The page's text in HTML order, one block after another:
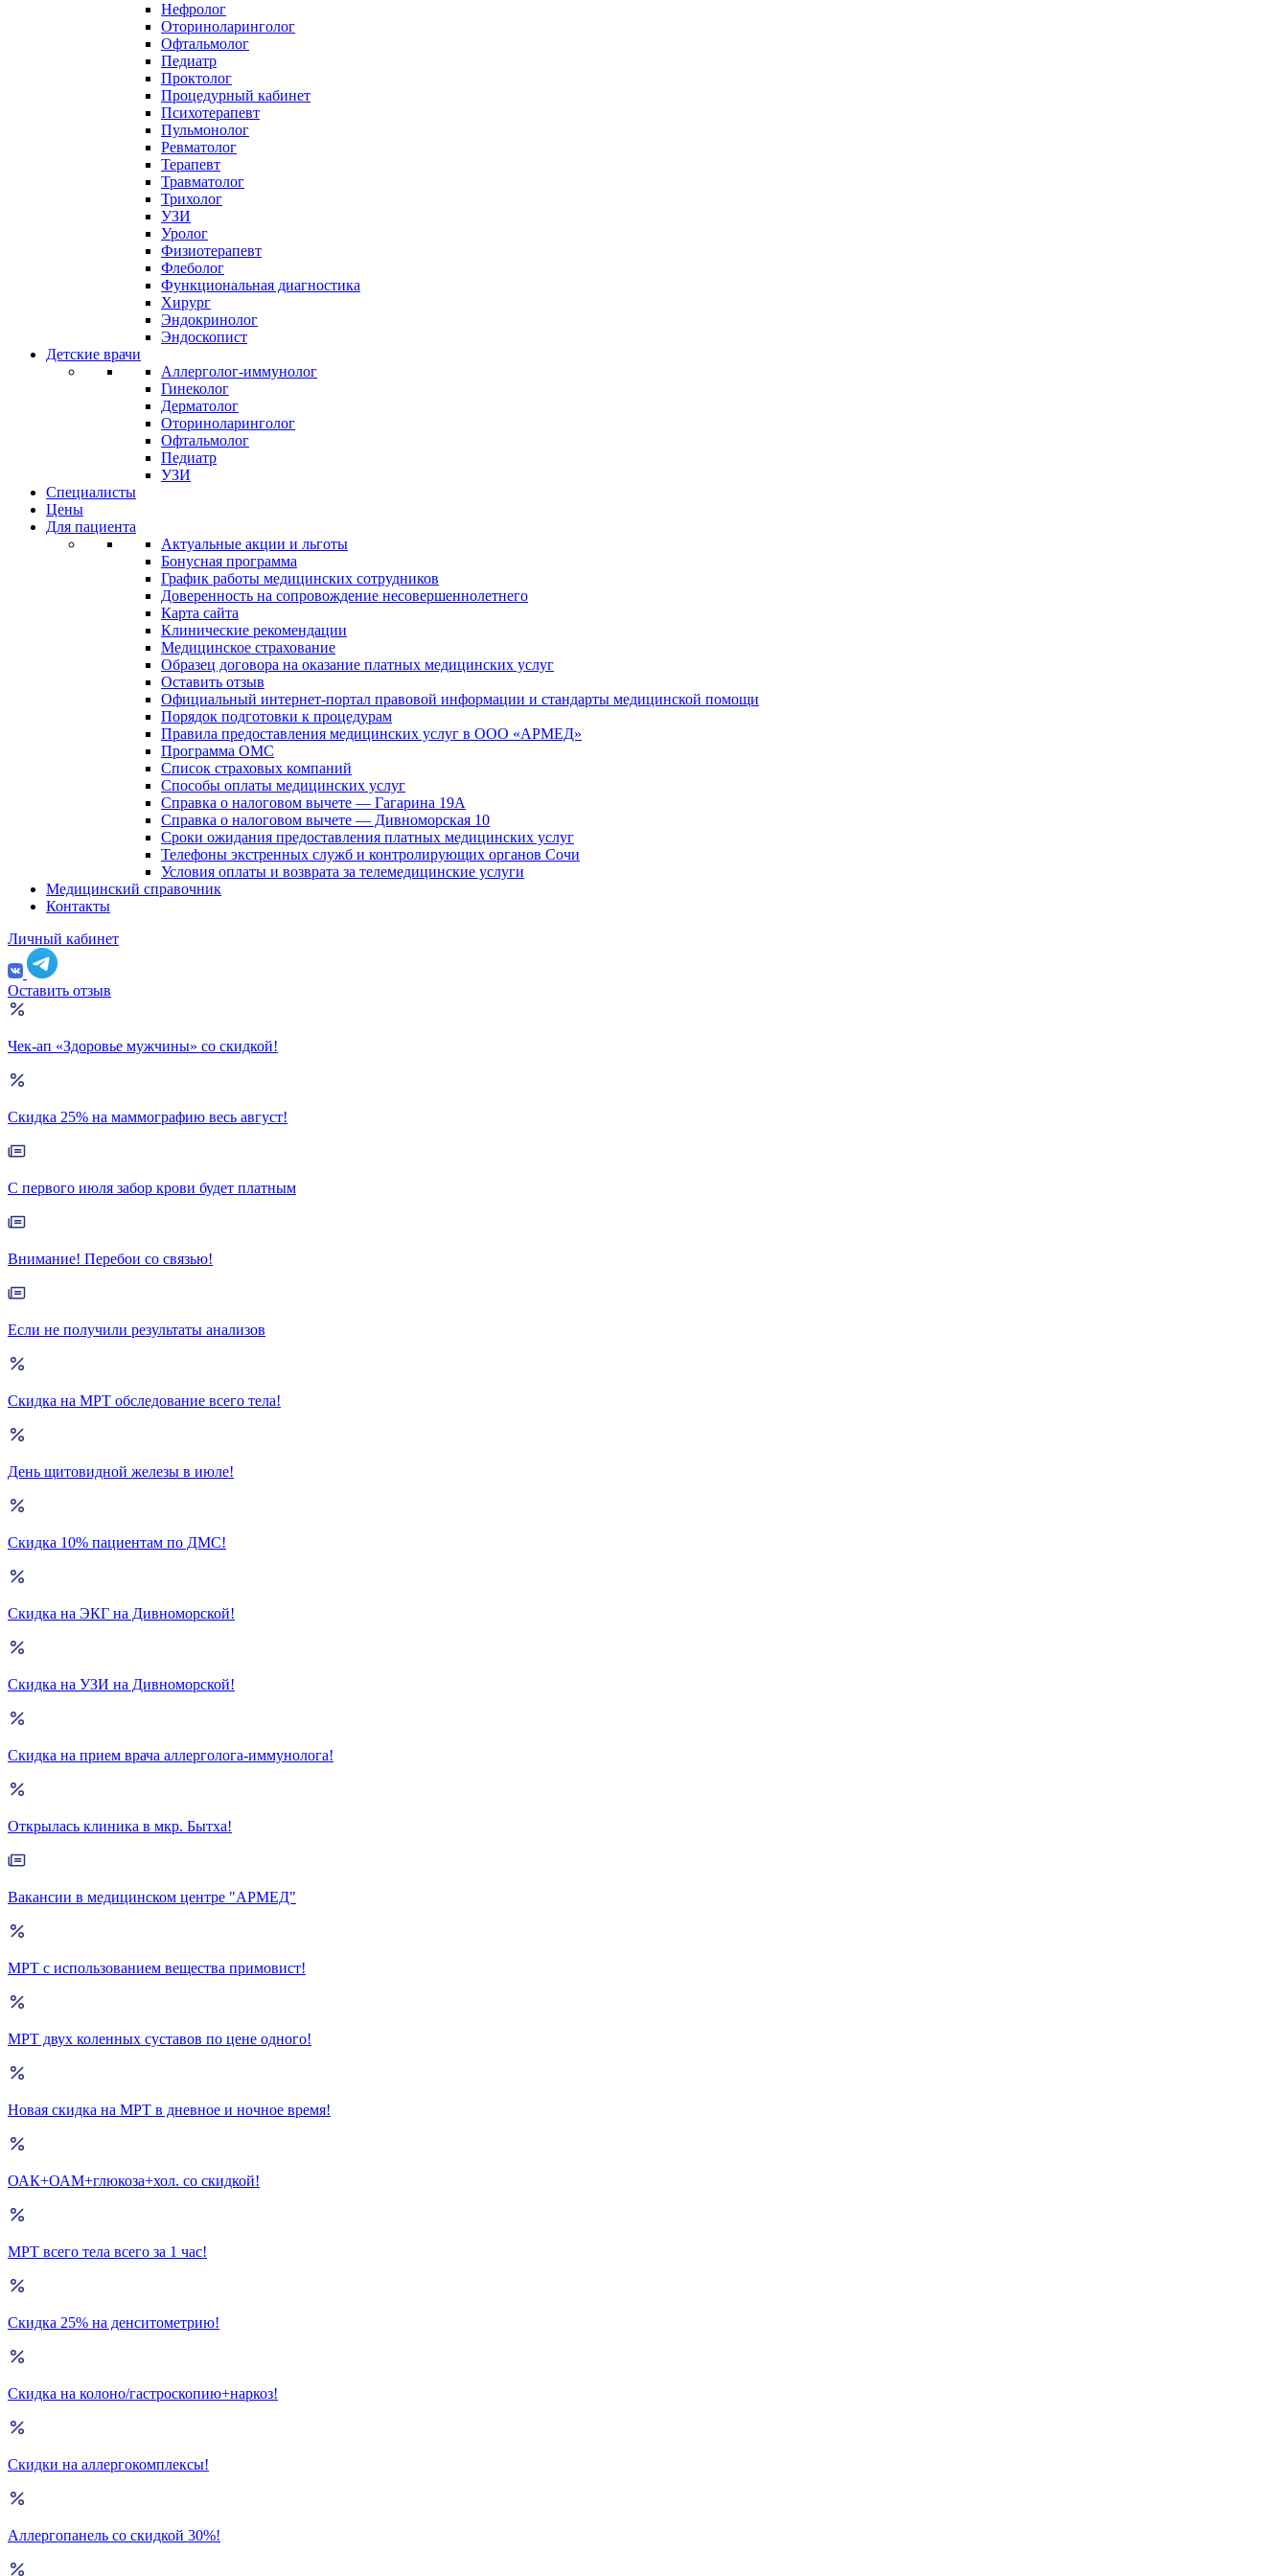
Нефролог
Оториноларинголог
Офтальмолог
Педиатр
Проктолог
Процедурный кабинет
Психотерапевт
Пульмонолог
Ревматолог
Терапевт
Травматолог
Трихолог
УЗИ
Уролог
Физиотерапевт
Флеболог
Функциональная диагностика
Хирург
Эндокринолог
Эндоскопист
Детские врачи
Аллерголог-иммунолог
Гинеколог
Дерматолог
Оториноларинголог
Офтальмолог
Педиатр
УЗИ
Специалисты
Цены
Для пациента
Актуальные акции и льготы
Бонусная программа
График работы медицинских сотрудников
Доверенность на сопровождение несовершеннолетнего
Карта сайта
Клинические рекомендации
Медицинское страхование
Образец договора на оказание платных медицинских услуг
Оставить отзыв
Официальный интернет-портал правовой информации и стандарты медицинской помощи
Порядок подготовки к процедурам
Правила предоставления медицинских услуг в ООО «АРМЕД»
Программа ОМС
Список страховых компаний
Способы оплаты медицинских услуг
Справка о налоговом вычете — Гагарина 19А
Справка о налоговом вычете — Дивноморская 10
Сроки ожидания предоставления платных медицинских услуг
Телефоны экстренных служб и контролирующих органов Сочи
Условия оплаты и возврата за телемедицинские услуги
Медицинский справочник
Контакты
Личный кабинет
Оставить отзыв
Чек-ап «Здоровье мужчины» со скидкой!
Скидка 25% на маммографию весь август!
С первого июля забор крови будет платным
Внимание! Перебои со связью!
Если не получили результаты анализов
Скидка на МРТ обследование всего тела!
День щитовидной железы в июле!
Скидка 10% пациентам по ДМС!
Скидка на ЭКГ на Дивноморской!
Скидка на УЗИ на Дивноморской!
Скидка на прием врача аллерголога-иммунолога!
Открылась клиника в мкр. Бытха!
Вакансии в медицинском центре "АРМЕД"
МРТ с использованием вещества примовист!
МРТ двух коленных суставов по цене одного!
Новая скидка на МРТ в дневное и ночное время!
ОАК+ОАМ+глюкоза+хол. со скидкой!
МРТ всего тела всего за 1 час!
Скидка 25% на денситометрию!
Скидка на колоно/гастроскопию+наркоз!
Скидки на аллергокомплексы!
Аллергопанель со скидкой 30%!